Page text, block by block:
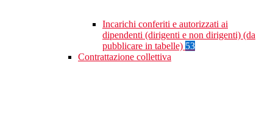
Incarichi conferiti e autorizzati ai
dipendenti (dirigenti e non dirigenti) (da
pubblicare in tabelle) 53
Contrattazione collettiva